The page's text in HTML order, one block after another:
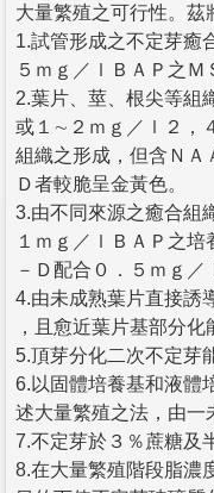
大量繁殖之可行性。茲
1.試管形成之不定芽癒
５ｍｇ／ｌＢＡＰ之Ｍ
2.葉片、莖、根尖等組
或１∼２ｍｇ／ｌ２，
組織之形成，但含ＮＡ
Ｄ者較脆呈金黃色。
3.由不同來源之癒合組
１ｍｇ／ｌＢＡＰ之
－Ｄ配合０．５ｍｇ／
4.由未成熟葉片直接誘
，且愈近葉片基部分化
5.頂芽分化二次不定芽
6.以固體培養基和液體
述大量繁殖之法，由
7.不定芽於３％蔗糖及
8.在大量繁殖階段脂濃